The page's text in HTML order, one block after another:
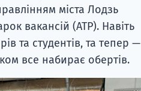
міста Лодзь
вакансій (АТР). Навіть
та студентів, та тепер —
все набирає обертів.